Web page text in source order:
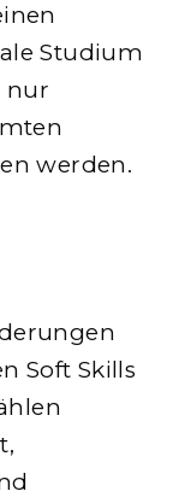
Studium
nur
werden.
Soft Skills